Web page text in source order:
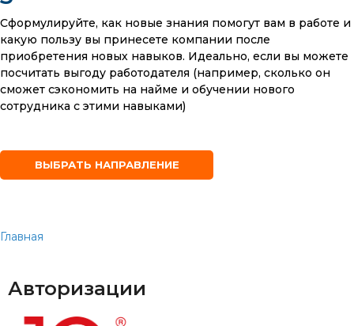
Сформулируйте, как новые знания помогут вам в работе и
какую пользу вы принесете компании после
приобретения новых навыков. Идеально, если вы можете
посчитать выгоду работодателя (например, сколько он
сможет сэкономить на найме и обучении нового
сотрудника с этими навыками)
ВЫБРАТЬ НАПРАВЛЕНИЕ
Главная
Авторизации